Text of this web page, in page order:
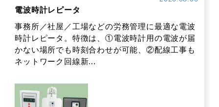
電波時計レピータ
事務所／社屋／工場などの労務管理に最適な電波
時計レピータ。特徴は、①電波時計用の電波が届
かない場所でも時刻合わせが可能、②配線工事も
ネットワーク回線新...